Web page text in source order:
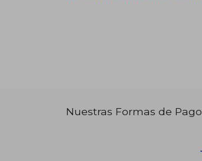
Nuestras Formas de Pago